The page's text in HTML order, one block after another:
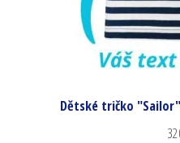
Dětské tričko